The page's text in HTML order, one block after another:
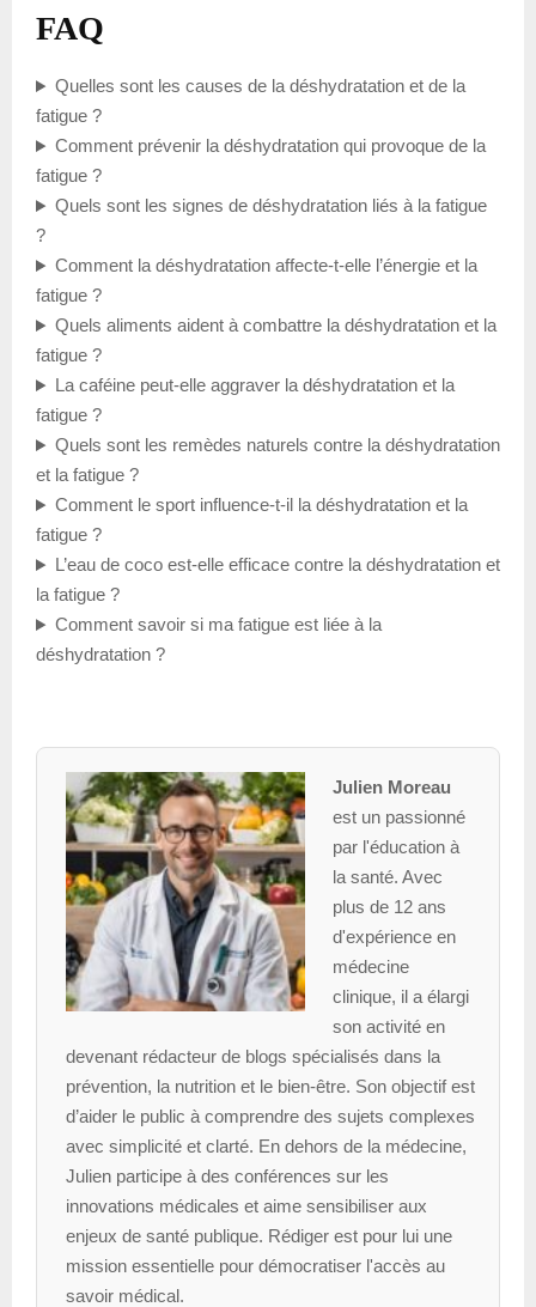
FAQ
Quelles sont les causes de la déshydratation et de la
fatigue ?
Comment prévenir la déshydratation qui provoque de la
fatigue ?
Quels sont les signes de déshydratation liés à la fatigue
?
Comment la déshydratation affecte-t-elle l’énergie et la
fatigue ?
Quels aliments aident à combattre la déshydratation et la
fatigue ?
La caféine peut-elle aggraver la déshydratation et la
fatigue ?
Quels sont les remèdes naturels contre la déshydratation
et la fatigue ?
Comment le sport influence-t-il la déshydratation et la
fatigue ?
L’eau de coco est-elle efficace contre la déshydratation et
la fatigue ?
Comment savoir si ma fatigue est liée à la
déshydratation ?
Julien Moreau
est un passionné
par l'éducation à
la santé. Avec
plus de 12 ans
d'expérience en
médecine
clinique, il a élargi
son activité en
devenant rédacteur de blogs spécialisés dans la
prévention, la nutrition et le bien-être. Son objectif est
d’aider le public à comprendre des sujets complexes
avec simplicité et clarté. En dehors de la médecine,
Julien participe à des conférences sur les
innovations médicales et aime sensibiliser aux
enjeux de santé publique. Rédiger est pour lui une
mission essentielle pour démocratiser l'accès au
savoir médical.